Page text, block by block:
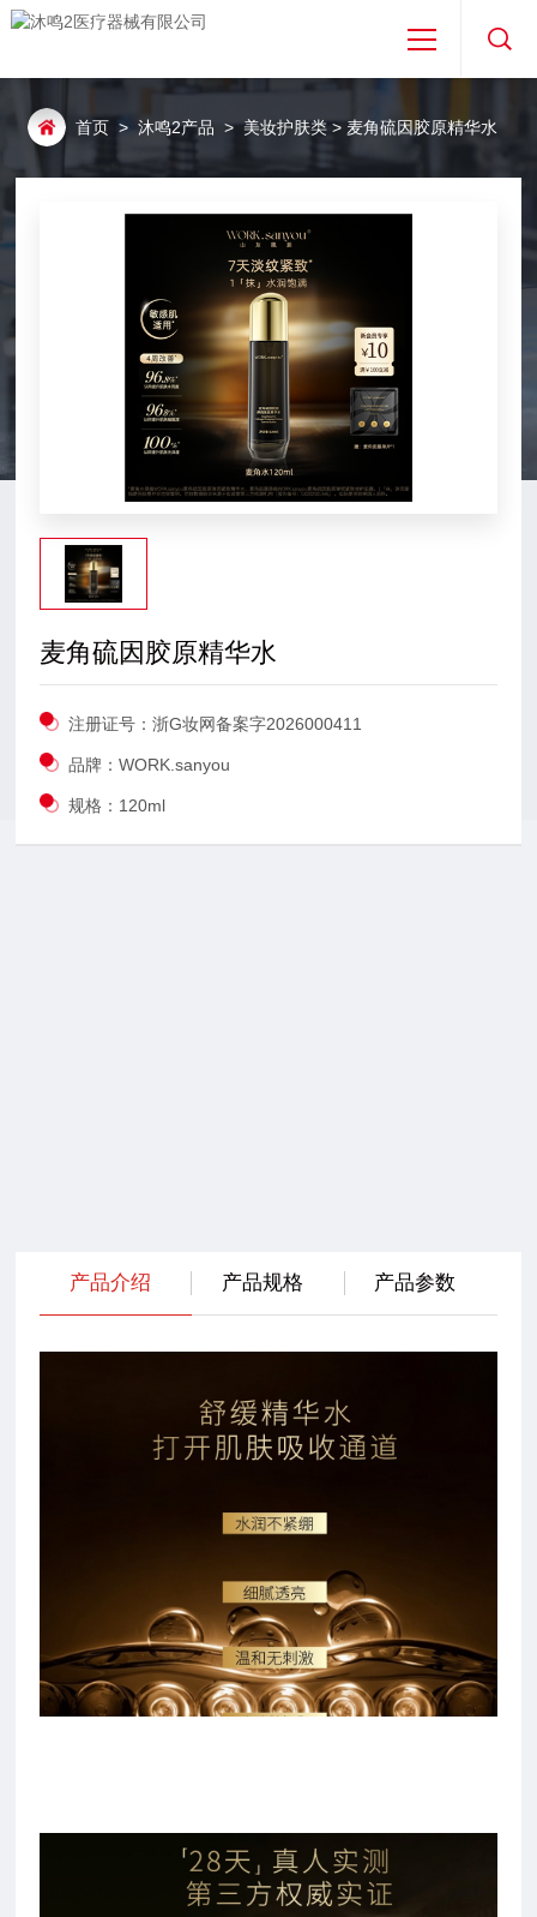
首页
关于沐鸣2
沐鸣2产品
沐鸣2资讯
免费取样
专利合作
首页 >沐鸣2产品 >美妆护肤类 > 麦角硫因胶原精华水
麦角硫因胶原精华水
注册证号：浙G妆网备案字2026000411
品牌：WORK.sanyou
规格：120ml
产品介绍 产品规格 产品参数